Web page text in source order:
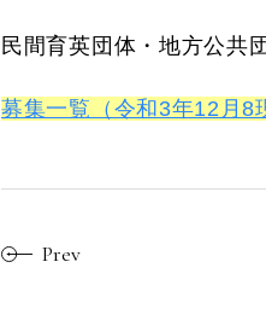
民間育英団体・地方公共
募集一覧（令和3年12月8
Prev